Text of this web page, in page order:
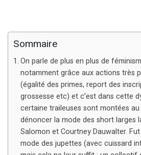
Sommaire
On parle de plus en plus de
notamment grâce aux actions très
(égalité des primes, report des
grossesse etc) et c’est dans cette
certaine traileuses sont montées
dénoncer la mode des short larges
Salomon et Courtney Dauwalter.
mode des jupettes (avec cuissard